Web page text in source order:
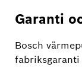
Garanti
Bosch